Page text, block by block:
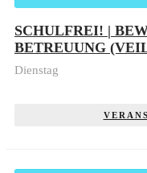
SCHULFREI! |
BETREUUNG
Dienstag